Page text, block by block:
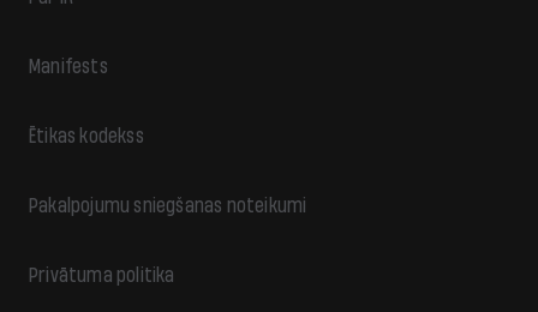
Manifests
Ētikas kodekss
Pakalpojumu sniegšanas noteikumi
Privātuma politika